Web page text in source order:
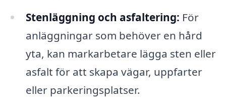
Stenläggning och asfaltering: För
anläggningar som behöver en hård
yta, kan markarbetare lägga sten eller
asfalt för att skapa vägar, uppfarter
eller parkeringsplatser.